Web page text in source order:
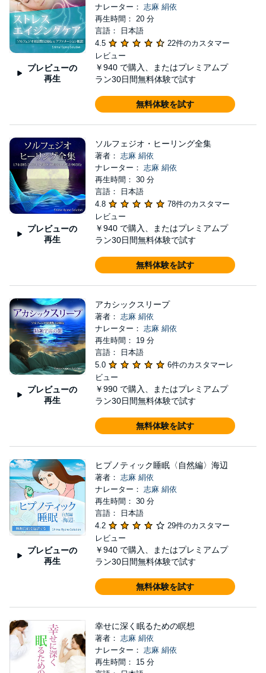
プレビューの
再生
ナレーター： 志麻 絹依
再生時間： 20 分
言語： 日本語
4.5
22件のカスタマー
レビュー
￥940 で購入、またはプレミアムプ
ラン30日間無料体験で試す
無料体験を試す
プレビューの
再生
ソルフェジオ・ヒーリング全集
著者： 志麻 絹依
ナレーター： 志麻 絹依
再生時間： 30 分
言語： 日本語
4.8
78件のカスタマー
レビュー
￥940 で購入、またはプレミアムプ
ラン30日間無料体験で試す
無料体験を試す
プレビューの
再生
アカシックスリープ
著者： 志麻 絹依
ナレーター： 志麻 絹依
再生時間： 19 分
言語： 日本語
5.0
6件のカスタマーレ
ビュー
￥990 で購入、またはプレミアムプ
ラン30日間無料体験で試す
無料体験を試す
プレビューの
再生
ヒプノティック睡眠〈自然編〉海辺
著者： 志麻 絹依
ナレーター： 志麻 絹依
再生時間： 30 分
言語： 日本語
4.2
29件のカスタマー
レビュー
￥940 で購入、またはプレミアムプ
ラン30日間無料体験で試す
無料体験を試す
幸せに深く眠るための瞑想
著者： 志麻 絹依
ナレーター： 志麻 絹依
再生時間： 15 分